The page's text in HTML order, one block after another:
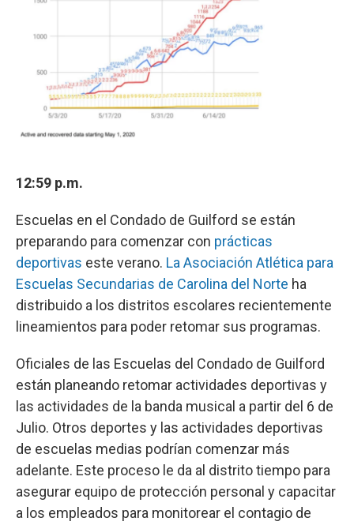
12:59 p.m.
Escuelas en el Condado de Guilford se están
preparando para comenzar con prácticas
deportivas este verano. La Asociación Atlética para
Escuelas Secundarias de Carolina del Norte ha
distribuido a los distritos escolares recientemente
lineamientos para poder retomar sus programas.
Oficiales de las Escuelas del Condado de Guilford
están planeando retomar actividades deportivas y
las actividades de la banda musical a partir del 6 de
Julio. Otros deportes y las actividades deportivas
de escuelas medias podrían comenzar más
adelante. Este proceso le da al distrito tiempo para
asegurar equipo de protección personal y capacitar
a los empleados para monitorear el contagio de